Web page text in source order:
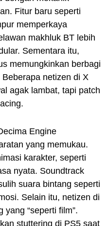
Fitur baru seperti
memperkaya
makhluk BT lebih
Sementara itu,
memungkinkan berbagi
netizen di X
agak lambat, tapi patch
Engine
yang memukau.
karakter, seperti
nyata. Soundtrack
suara bintang seperti
Selain itu, netizen di
“seperti film”.
stuttering di PS5 saat